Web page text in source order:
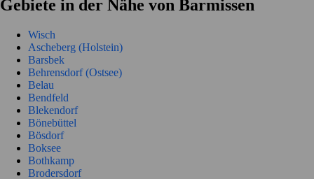
Gebiete in der Nähe von Barmissen
Wisch
Ascheberg (Holstein)
Barsbek
Behrensdorf (Ostsee)
Belau
Bendfeld
Blekendorf
Bönebüttel
Bösdorf
Boksee
Bothkamp
Brodersdorf